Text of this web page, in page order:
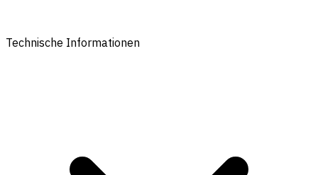
Technische Informationen